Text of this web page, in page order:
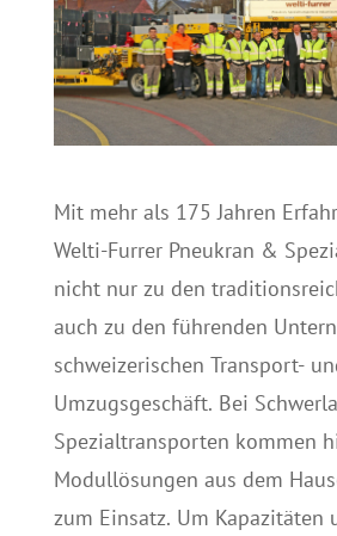
Mit mehr als 175 Jahren
Welti-Furrer Pneukran &
nicht nur zu den
auch zu den führenden
schweizerischen Transport-
Umzugsgeschäft. Bei
Spezialtransporten kommen
Modullösungen aus dem
zum Einsatz. Um Kapazitäten